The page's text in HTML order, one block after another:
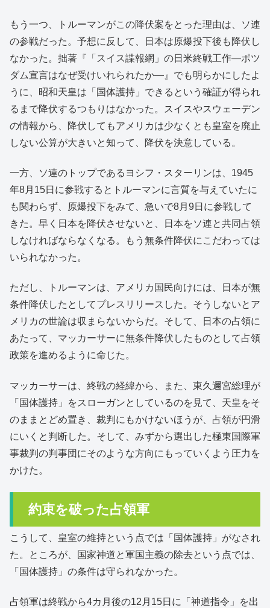
もう一つ、トルーマンがこの降伏案をとった理由は、ソ連
の参戦だった。予想に反して、日本は原爆投下後も降伏し
なかった。拙著『「スイス諜報網」の日米終戦工作―ポツ
ダム宣言はなぜ受けいれられたか―』でも明らかにしたよ
うに、昭和天皇は「国体護持」できるという確証が得られ
るまで降伏するつもりはなかった。スイスやスウェーデン
の情報から、降伏してもアメリカは少なくとも皇室を廃止
しない公算が大きいと知って、降伏を決意している。
一方、ソ連のトップであるヨシフ・スターリンは、1945
年8月15日に参戦するとトルーマンに言質を与えていたに
も関わらず、原爆投下をみて、急いで8月9日に参戦して
きた。早く日本を降伏させないと、日本をソ連と共同占領
しなければならなくなる。もう無条件降伏にこだわっては
いられなかった。
ただし、トルーマンは、アメリカ国民向けには、日本が無
条件降伏したとしてプレスリリースした。そうしないとア
メリカの世論は収まらないからだ。そして、日本の占領に
あたって、マッカーサーに無条件降伏したものとして占領
政策を進めるように命じた。
マッカーサーは、終戦の経緯から、また、東久邇宮総理が
「国体護持」をスローガンとしているのを見て、天皇をそ
のままとどめ置き、裁判にもかけないほうが、占領が円滑
にいくと判断した。そして、みずから選出した極東国際軍
事裁判の判事団にそのような方向にもっていくよう圧力を
かけた。
約束を破った占領軍
こうして、皇室の維持という点では「国体護持」がなされ
た。ところが、国家神道と軍国主義の除去という点では、
「国体護持」の条件は守られなかった。
占領軍は終戦から4カ月後の12月15日に「神道指令」を出